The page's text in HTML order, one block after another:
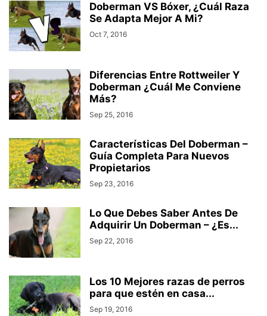
Doberman VS Bóxer, ¿Cuál Raza
Se Adapta Mejor A Mi?
Oct 7, 2016
Diferencias Entre Rottweiler Y
Doberman ¿Cuál Me Conviene
Más?
Sep 25, 2016
Características Del Doberman –
Guía Completa Para Nuevos
Propietarios
Sep 23, 2016
Lo Que Debes Saber Antes De
Adquirir Un Doberman – ¿Es...
Sep 22, 2016
Los 10 Mejores razas de perros
para que estén en casa...
Sep 19, 2016